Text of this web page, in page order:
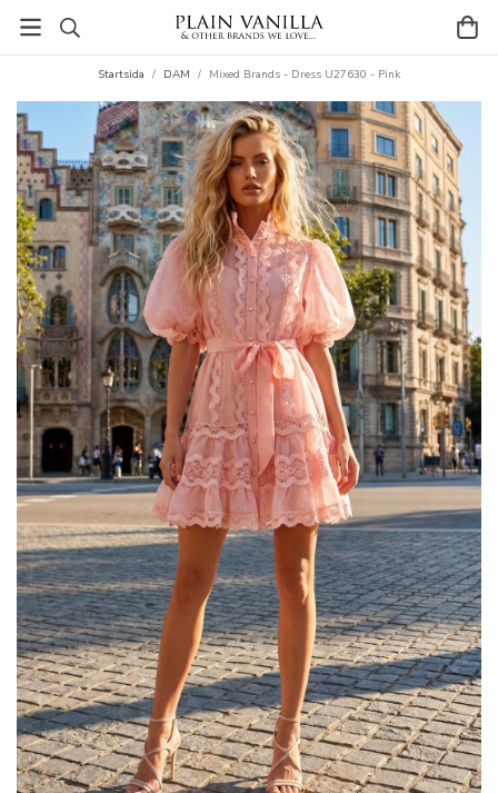
Startsida / DAM / Mixed Brands - Dress U27630 - Pink